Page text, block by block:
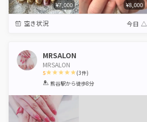
¥7,000 ¥8,000
空き状況 今日 △
MRSALON
MRSALON
5
1 2 3 4 5
(3件)
熊谷駅から徒歩8分